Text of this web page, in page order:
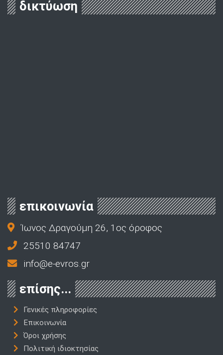
δικτύωση
επικοινωνία
Ίωνος Δραγούμη 26, 1ος όροφος
25510 84747
info@e-evros.gr
επίσης...
Γενικές πληροφορίες
Επικοινωνία
Όροι χρήσης
Πολιτική ιδιοκτησίας